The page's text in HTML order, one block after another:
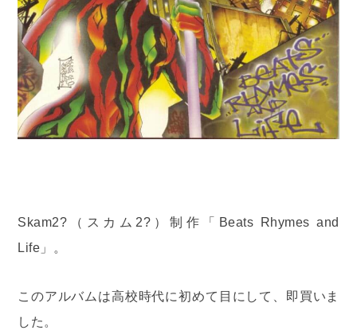
Skam2?（スカム2?）制作「Beats Rhymes and
Life」。
このアルバムは高校時代に初めて目にして、即買いま
した。